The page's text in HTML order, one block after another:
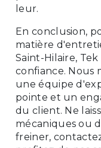
leur.
En conclusion,
matière
Saint-Hilaire,
confiance. Nous
une équipe
pointe et un
du client. Ne
mécaniques ou
freiner,